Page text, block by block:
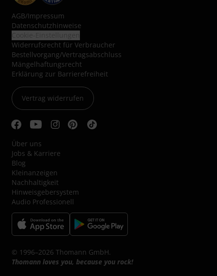
AGB/Impressum
Datenschutzhinweise
Widerrufsrecht für Verbraucher
Bestellvorgang/Vertragsabschluss
Mängelhaftungsrecht
Erklärung zur Barrierefreiheit
Vertrag widerrufen
Über uns
Jobs & Karriere
Blog
Kleinanzeigen
Nachhaltigkeit
Hinweisgebersystem
Audio Professionell
© 1996–2026 Thomann GmbH.
Thomann loves you, because you rock!